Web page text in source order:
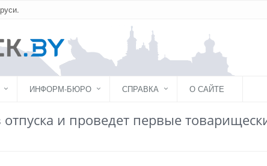
ИНФОРМ-БЮРО СПРАВКА О САЙТЕ
и проведет первые